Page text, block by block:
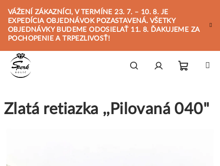
obsah
VÁŽENÍ ZÁKAZNÍCI, V TERMÍNE 23. 7. – 10. 8. JE
EXPEDÍCIA OBJEDNÁVOK POZASTAVENÁ. VŠETKY
OBJEDNÁVKY BUDEME ODOSIELAŤ 11. 8. ĎAKUJEME ZA
POCHOPENIE A TRPEZLIVOSŤ!
košík
Zlatá retiazka ,,Pilovaná 040"